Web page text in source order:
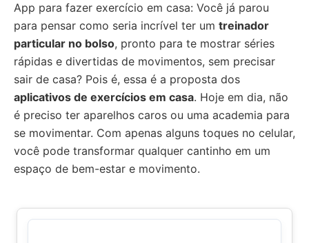
App para fazer exercício em casa: Você já parou
para pensar como seria incrível ter um treinador
particular no bolso, pronto para te mostrar séries
rápidas e divertidas de movimentos, sem precisar
sair de casa? Pois é, essa é a proposta dos
aplicativos de exercícios em casa. Hoje em dia, não
é preciso ter aparelhos caros ou uma academia para
se movimentar. Com apenas alguns toques no celular,
você pode transformar qualquer cantinho em um
espaço de bem-estar e movimento.